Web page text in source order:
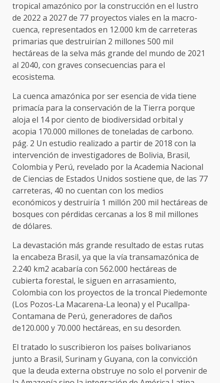
tropical amazónico por la construcción en el lustro
de 2022 a 2027 de 77 proyectos viales en la macro-
cuenca, representados en 12.000 km de carreteras
primarias que destruirían 2 millones 500 mil
hectáreas de la selva más grande del mundo de 2021
al 2040, con graves consecuencias para el
ecosistema.
La cuenca amazónica por ser esencia de vida tiene
primacía para la conservación de la Tierra porque
aloja el 14 por ciento de biodiversidad orbital y
acopia 170.000 millones de toneladas de carbono.
pág. 2 Un estudio realizado a partir de 2018 con la
intervención de investigadores de Bolivia, Brasil,
Colombia y Perú, revelado por la Academia Nacional
de Ciencias de Estados Unidos sostiene que, de las 77
carreteras, 40 no cuentan con los medios
económicos y destruiría 1 millón 200 mil hectáreas de
bosques con pérdidas cercanas a los 8 mil millones
de dólares.
La devastación más grande resultado de estas rutas
la encabeza Brasil, ya que la vía transamazónica de
2.240 km2 acabaría con 562.000 hectáreas de
cubierta forestal, le siguen en arrasamiento,
Colombia con los proyectos de la troncal Piedemonte
(Los Pozos-La Macarena-La leona) y el Pucallpa-
Contamana de Perú, generadores de daños
de120.000 y 70.000 hectáreas, en su desorden.
El tratado lo suscribieron los países bolivarianos
junto a Brasil, Surinam y Guyana, con la convicción
que la deuda externa obstruye no solo el porvenir de